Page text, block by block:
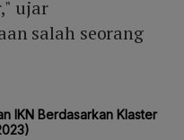
ujar
salah seorang